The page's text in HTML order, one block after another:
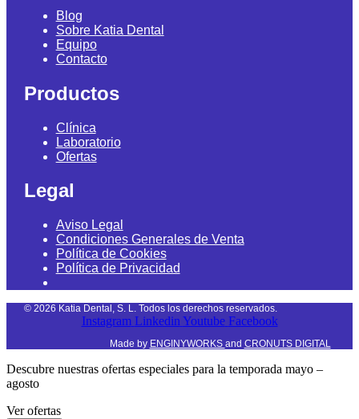
Blog
Sobre Katia Dental
Equipo
Contacto
Productos
Clínica
Laboratorio
Ofertas
Legal
Aviso Legal
Condiciones Generales de Venta
Política de Cookies
Política de Privacidad
© 2026 Katia Dental, S. L. Todos los derechos reservados.
Instagram Linkedin Youtube Facebook
Made by ENGINYWORKS and CRONUTS DIGITAL
Descubre nuestras ofertas especiales para la temporada mayo –
agosto
Ver ofertas